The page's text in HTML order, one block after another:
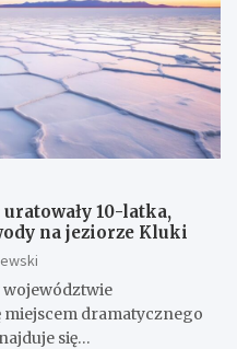
10-latka,
na jeziorze Kluki
województwie
miejscem dramatycznego
się…